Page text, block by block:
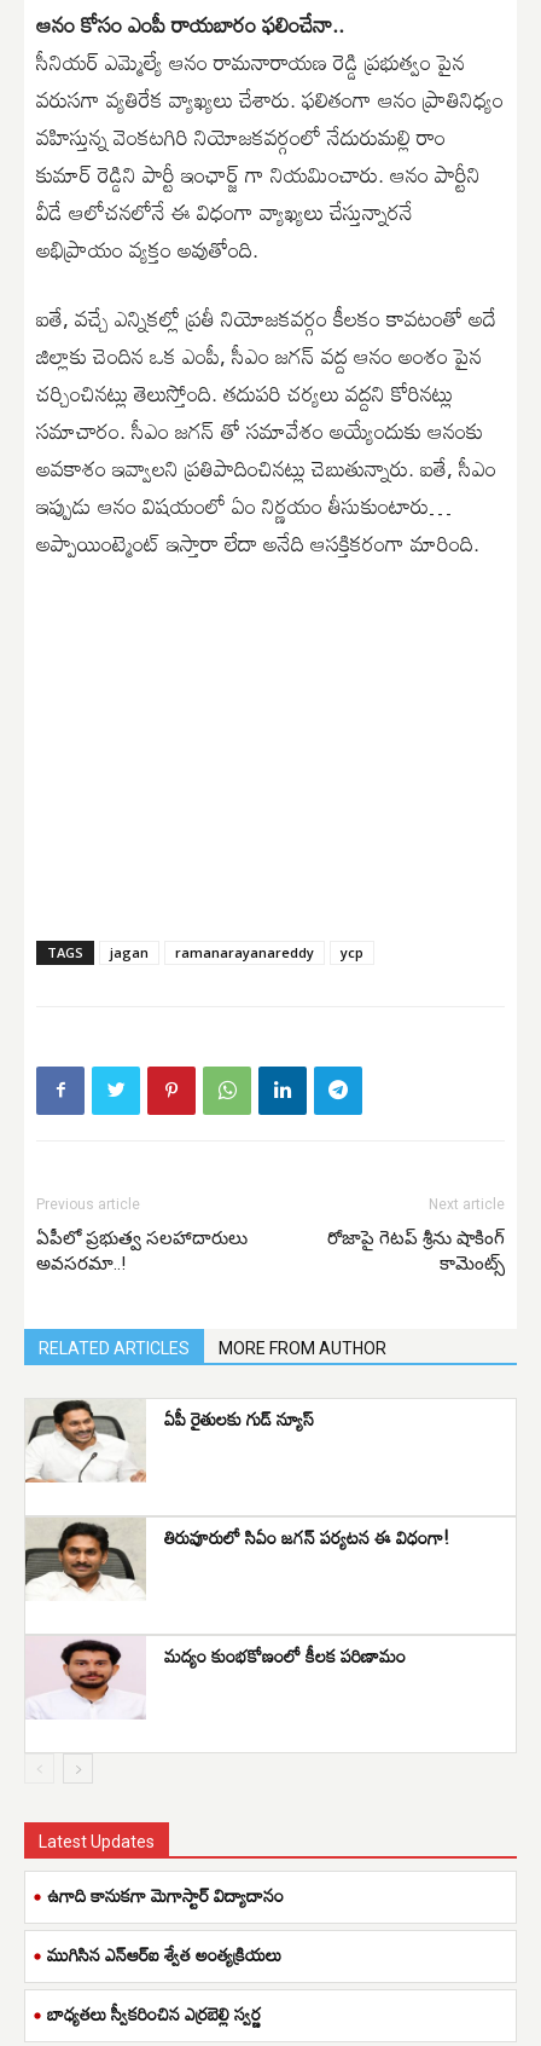
ఆనం కోసం ఎంపీ రాయబారం ఫలించేనా..
సీనియర్ ఎమ్మెల్యే ఆనం రామనారాయణ రెడ్డి ప్రభుత్వం పైన
వరుసగా వ్యతిరేక వ్యాఖ్యలు చేశారు. ఫలితంగా ఆనం ప్రాతినిధ్యం
వహిస్తున్న వెంకటగిరి నియోజకవర్గంలో నేదురుమల్లి రాం
కుమార్ రెడ్డిని పార్టీ ఇంఛార్జ్ గా నియమించారు. ఆనం పార్టీని
వీడే ఆలోచనలోనే ఈ విధంగా వ్యాఖ్యలు చేస్తున్నారనే
అభిప్రాయం వ్యక్తం అవుతోంది.
ఐతే, వచ్చే ఎన్నికల్లో ప్రతీ నియోజకవర్గం కీలకం కావటంతో అదే
జిల్లాకు చెందిన ఒక ఎంపీ, సీఎం జగన్ వద్ద ఆనం అంశం పైన
చర్చించినట్లు తెలుస్తోంది. తదుపరి చర్యలు వద్దని కోరినట్లు
సమాచారం. సీఎం జగన్ తో సమావేశం అయ్యేందుకు ఆనంకు
అవకాశం ఇవ్వాలని ప్రతిపాదించినట్లు చెబుతున్నారు. ఐతే, సీఎం
ఇప్పుడు ఆనం విషయంలో ఏం నిర్ణయం తీసుకుంటారు…
అప్పాయింట్మెంట్ ఇస్తారా లేదా అనేది ఆసక్తికరంగా మారింది.
TAGS jagan ramanarayanareddy ycp
Previous article
ఏపీలో ప్రభుత్వ సలహాదారులు
అవసరమా..!
Next article
రోజాపై గెటప్ శ్రీను షాకింగ్
కామెంట్స్
RELATED ARTICLES MORE FROM AUTHOR
ఏపీ రైతులకు గుడ్ న్యూస్
తిరువూరులో సిఏం జగన్ పర్యటన ఈ విధంగా!
మద్యం కుంభకోణంలో కీలక పరిణామం
Latest Updates
ఉగాది కానుకగా మెగాస్టార్ విద్యాదానం
ముగిసిన ఎన్ఆర్ఐ శ్వేత అంత్యక్రియలు
బాధ్యతలు స్వీకరించిన ఎర్రబెల్లి స్వర్ణ